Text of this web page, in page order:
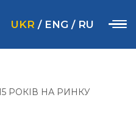
UKR / ENG / RU
15 РОКІВ НА РИНКУ